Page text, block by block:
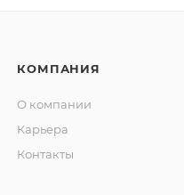
КОМПАНИЯ
О компании
Карьера
Контакты